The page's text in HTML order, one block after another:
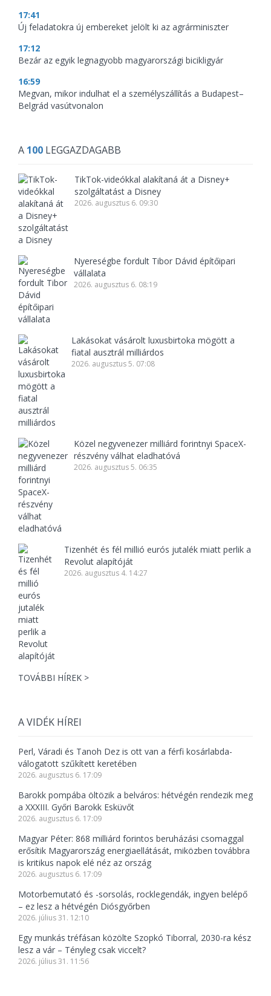
17:41
Új feladatokra új embereket jelölt ki az agrárminiszter
17:12
Bezár az egyik legnagyobb magyarországi bicikligyár
16:59
Megvan, mikor indulhat el a személyszállítás a Budapest–
Belgrád vasútvonalon
A 100 LEGGAZDAGABB
TikTok-videókkal alakítaná át a Disney+
szolgáltatást a Disney
2026. augusztus 6. 09:30
Nyereségbe fordult Tibor Dávid építőipari
vállalata
2026. augusztus 6. 08:19
Lakásokat vásárolt luxusbirtoka mögött a
fiatal ausztrál milliárdos
2026. augusztus 5. 07:08
Közel negyvenezer milliárd forintnyi SpaceX-
részvény válhat eladhatóvá
2026. augusztus 5. 06:35
Tizenhét és fél millió eurós jutalék miatt perlik a
Revolut alapítóját
2026. augusztus 4. 14:27
TOVÁBBI HÍREK >
A VIDÉK HÍREI
Perl, Váradi és Tanoh Dez is ott van a férfi kosárlabda-
válogatott szűkített keretében
2026. augusztus 6. 17:09
Barokk pompába öltözik a belváros: hétvégén rendezik meg
a XXXIII. Győri Barokk Esküvőt
2026. augusztus 6. 17:09
Magyar Péter: 868 milliárd forintos beruházási csomaggal
erősítik Magyarország energiaellátását, miközben továbbra
is kritikus napok elé néz az ország
2026. augusztus 6. 17:09
Motorbemutató és -sorsolás, rocklegendák, ingyen belépő
– ez lesz a hétvégén Diósgyőrben
2026. július 31. 12:10
Egy munkás tréfásan közölte Szopkó Tiborral, 2030-ra kész
lesz a vár – Tényleg csak viccelt?
2026. július 31. 11:56